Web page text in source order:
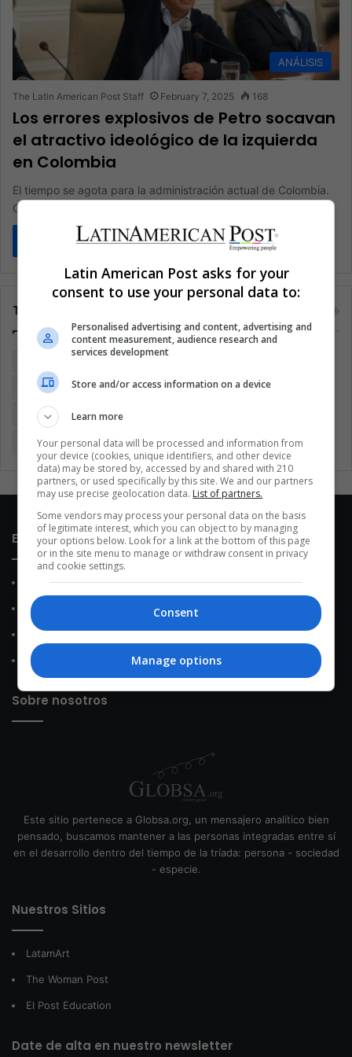
ANÁLISIS
The Latin American Post Staff February 7, 2025 168
Los errores explosivos de Petro socavan
el atractivo ideológico de la izquierda
en Colombia
El tiempo se agota para la administración actual de Colombia.
Con solo 18 meses restantes en su mandato, el presidente…
Read More »
Tags
Cine y televisión
Covid 19 Cuarentena Deportes Economía
Entretenimiento Fútbol
Mundo México Música Negocios Politica
Enlaces de interés
Sobre Nosotros
Contacto
Política de Privacidad
Política de Cookies
Sobre nosotros
Este sitio pertenece a Globsa.org, un mensajero analítico bien
pensado, buscamos mantener a las personas integradas entre sí
en el desarrollo dentro del tiempo de la tríada: persona - sociedad
- especie.
Nuestros Sitios
LatamArt
The Woman Post
El Post Education
Date de alta en nuestro newsletter
Latin American Post asks for your
consent to use your personal data to:
Personalised advertising and content, advertising and
content measurement, audience research and
services development
Store and/or access information on a device
Learn more
Your personal data will be processed and information from
your device (cookies, unique identifiers, and other device
data) may be stored by, accessed by and shared with 210
partners, or used specifically by this site. We and our partners
may use precise geolocation data. List of partners.
Some vendors may process your personal data on the basis
of legitimate interest, which you can object to by managing
your options below. Look for a link at the bottom of this page
or in the site menu to manage or withdraw consent in privacy
and cookie settings.
Consent
Manage options